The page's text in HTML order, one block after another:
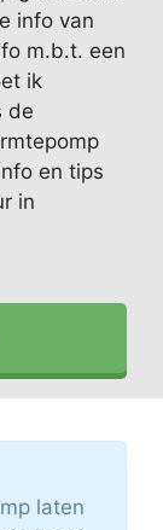
info van
m.b.t. een
ik
de
en tips
in
laten